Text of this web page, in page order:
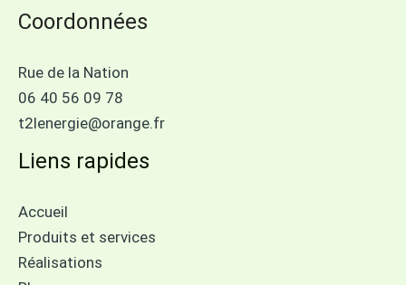
Coordonnées
Rue de la Nation
06 40 56 09 78
t2lenergie@orange.fr
Liens rapides
Accueil
Produits et services
Réalisations